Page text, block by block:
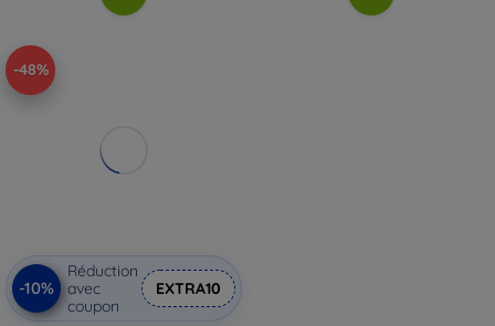
-48%
-10%
Réduction
avec
coupon
EXTRA10